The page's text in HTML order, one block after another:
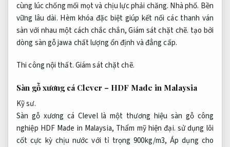
cùng lúc chống mối mọt và chịu lực phải chăng. Nhà phố. Bền
vững lâu dài. Hèm khóa đặc biệt giúp kết nối các thanh ván
sàn với nhau một cách chắc chắn,Giám sát chặt chẽ. tạo bởi
dòng sàn gỗ jawa chất lượng ổn định và đẳng cấp.
Thi công nội thất.Giám sát chặt chẽ.
Sàn gỗ xương cá Clever – HDF Made in Malaysia
Kỹ sư.
Sàn gỗ xương cá Clevel là một thương hiệu sàn gỗ công
nghiệp HDF Made in Malaysia, Thẩm mỹ hiện đại. sử dụng lõi
cốt cực kỳ chịu nước với tỉ trọng 900kg/m3,Áp dụng cho